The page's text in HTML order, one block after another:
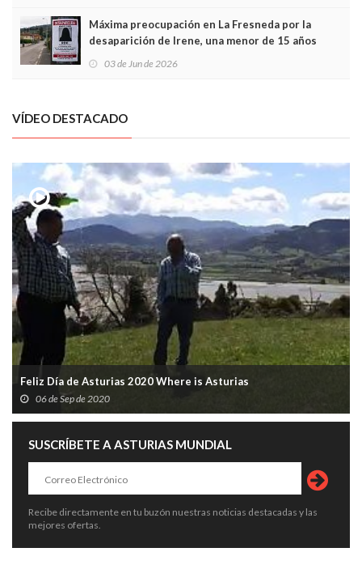
Máxima preocupación en La Fresneda por la
desaparición de Irene, una menor de 15 años
03 de Jun de 2026
VÍDEO DESTACADO
Feliz Día de Asturias 2020 Where is Asturias
06 de Sep de 2020
SUSCRÍBETE A ASTURIAS MUNDIAL
Recibe directamente en tu buzón nuestras noticias destacadas y las
mejores ofertas.